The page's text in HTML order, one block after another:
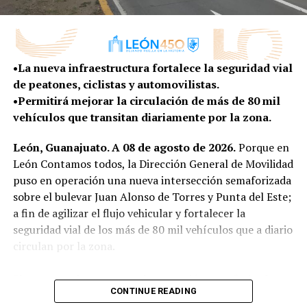
integral que busca disminuir rezagos y generar mejores
condiciones de vida para quienes habitan en la zona
rural.
Con más obras, vivienda y programas construidos de la
mano de sus habitantes, el Gobierno Municipal
mantiene la cercanía con las comunidades rurales para
escuchar sus necesidades y convertirlas en resultados
con una convicción muy clara: el futuro de una ciudad
no se improvisa; se planea. Hoy, frente a un mundo que
cambia con enorme rapidez, esa tarea exige abrir nuevas
conversaciones, escuchar nuevas voces y entender las
tendencias que ya están transformando la manera en
que vivimos, trabajamos, nos movemos y convivimos”,
expresó.
proceso permitirá que León llegue a su 450 aniversario
no solo para celebrar su historia, sino también para
imaginar y construir la ciudad que quiere ser en las
próximas décadas, con una visión compartida entre los
distintos sectores de la sociedad.
“Porque una ciudad con 450 años de historia
valentía su siguiente etapa”, agregó.
•La nueva infraestructura fortalece la seguridad vial
de peatones, ciclistas y automovilistas.
•Permitirá mejorar la circulación de más de 80 mil
vehículos que transitan diariamente por la zona.
León, Guanajuato. A 08 de agosto de 2026.Porque en
León Contamos todos, la Dirección General de Movilidad
puso en operación una nueva intersección semaforizada
sobre el bulevar Juan Alonso de Torres y Punta del Este;
a fin de agilizar el flujo vehicular y fortalecer la
seguridad vial de los más de 80 mil vehículos que a diario
circulan por la zona.
El proyecto de esta nueva intersección semaforizada no
solo contempló la instalación de dispositivos de control
CONTINUE READING